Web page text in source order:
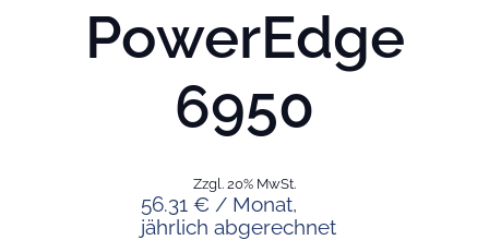
PowerEdge
6950
56.31 € / Monat,
jährlich abgerechnet
Zzgl. 20% MwSt.